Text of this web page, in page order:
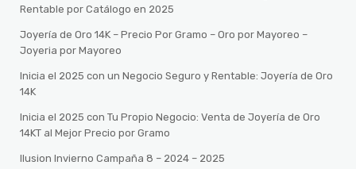
Rentable por Catálogo en 2025
Joyería de Oro 14K – Precio Por Gramo – Oro por Mayoreo –
Joyeria por Mayoreo
Inicia el 2025 con un Negocio Seguro y Rentable: Joyería de Oro
14K
Inicia el 2025 con Tu Propio Negocio: Venta de Joyería de Oro
14KT al Mejor Precio por Gramo
Ilusion Invierno Campaña 8 – 2024 – 2025